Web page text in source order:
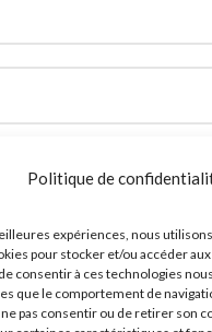
Politique de
expériences, nous
pour stocker et/ou accéder
consentir à ces technologies
que le comportement de
ne pas consentir ou de retirer son
mon nom, mon e-mail
pour mon prochain